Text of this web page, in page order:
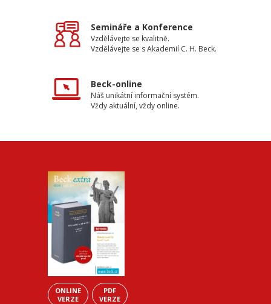
Semináře a Konference
Vzdělávejte se kvalitně.
Vzdělávejte se s Akademií C. H. Beck.
Beck-online
Náš unikátní informační systém.
Vždy aktuální, vždy online.
ONLINE
VERZE
PDF
VERZE